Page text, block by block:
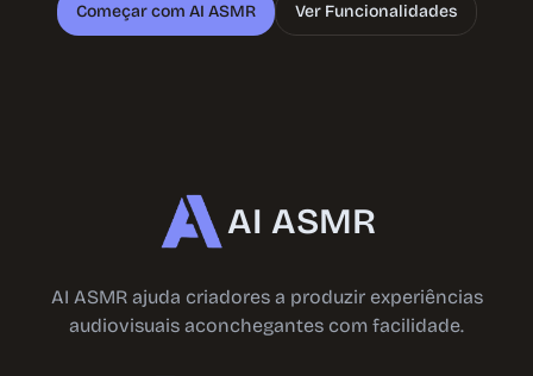
Começar com AI ASMR Ver Funcionalidades
AI ASMR
AI ASMR ajuda criadores a produzir experiências
audiovisuais aconchegantes com facilidade.